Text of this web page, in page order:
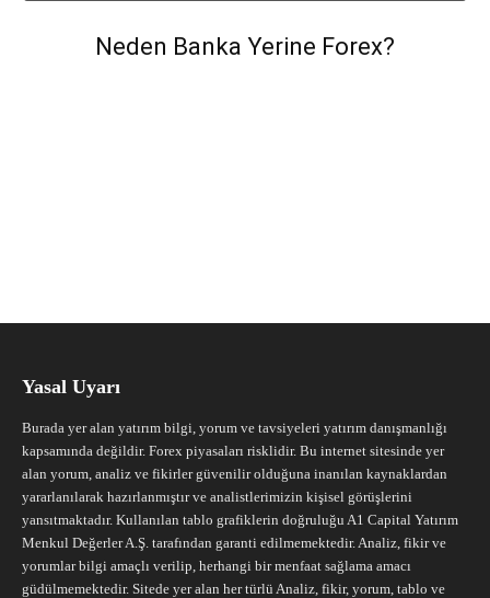
Neden Banka Yerine Forex?
Yasal Uyarı
Burada yer alan yatırım bilgi, yorum ve tavsiyeleri yatırım danışmanlığı
kapsamında değildir. Forex piyasaları risklidir. Bu internet sitesinde yer
alan yorum, analiz ve fikirler güvenilir olduğuna inanılan kaynaklardan
yararlanılarak hazırlanmıştır ve analistlerimizin kişisel görüşlerini
yansıtmaktadır. Kullanılan tablo grafiklerin doğruluğu A1 Capital Yatırım
Menkul Değerler A.Ş. tarafından garanti edilmemektedir. Analiz, fikir ve
yorumlar bilgi amaçlı verilip, herhangi bir menfaat sağlama amacı
güdülmemektedir. Sitede yer alan her türlü Analiz, fikir, yorum, tablo ve